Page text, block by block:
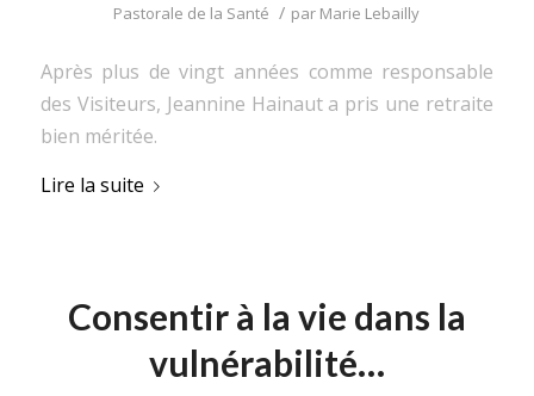
Pastorale de la Santé / par Marie Lebailly
Après plus de vingt années comme responsable
des Visiteurs, Jeannine Hainaut a pris une retraite
bien méritée.
Lire la suite
Consentir à la vie dans la
vulnérabilité…